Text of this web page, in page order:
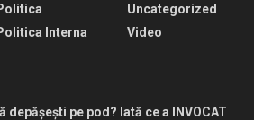
Interna
Uncategorized
Video
depășești pe pod? Iată ce a INVOCAT